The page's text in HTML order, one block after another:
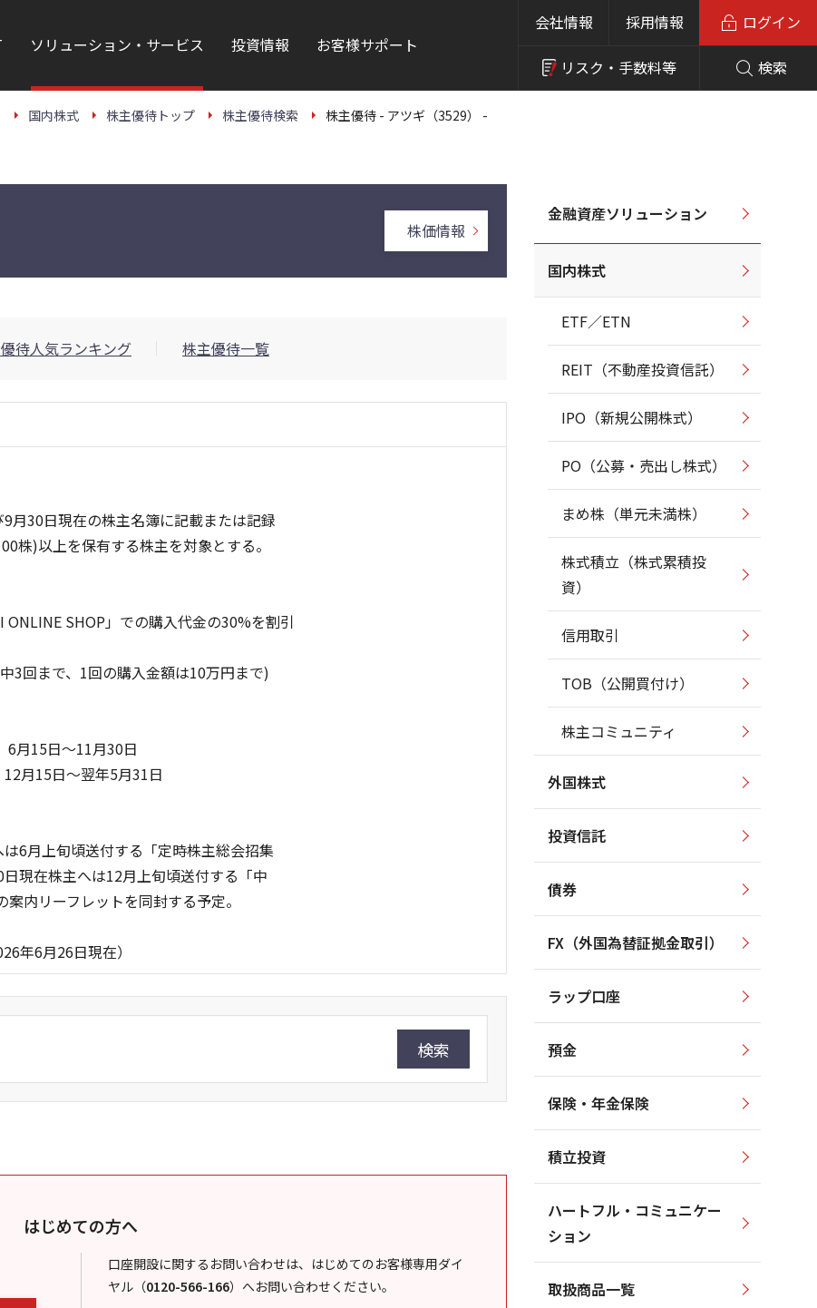
ソリューション・サービス 投資情報 お客様サポート
会社情報 採用情報
リスク・ 手数料等 検索
ログイン
国内株式 株主優待トップ 株主優待検索 株主優待 - アツギ（3529） -
株価情報
待人気ランキング 株主優待一覧
月30日現在の株主名簿に記載または記録
株)以上を保有する株主を対象とする。
ONLINE SHOP」での購入代金の30%を割引
3回まで、1回の購入金額は10万円まで)
月15日～11月30日
月15日～翌年5月31日
6月上旬頃送付する「定時株主総会招集
現在株主へは12月上旬頃送付する「中
内リーフレットを同封する予定。
日現在）
検索
はじめての方へ
口座開設に関するお問い合わせは、はじめてのお客様専用ダイ
ヤル （0120-566-166） へお問い合わせください。
金融資産ソリューション
国内株式
ETF／ETN
REIT（不動産投資信託）
IPO（新規公開株式）
PO（公募・売出し株式）
まめ株（単元未満株）
株式積立（株式累積投
資）
信用取引
TOB（公開買付け）
株主コミュニティ
外国株式
投資信託
債券
FX（外国為替証拠金取引）
ラップ口座
預金
保険・年金保険
積立投資
ハートフル・コミュニケー
ション
取扱商品一覧